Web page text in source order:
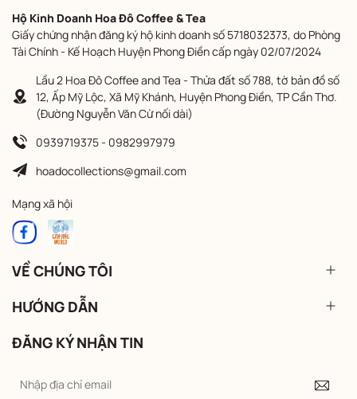
Hộ Kinh Doanh Hoa Đô Coffee & Tea
Giấy chứng nhận đăng ký hộ kinh doanh số 5718032373, do Phòng
Tài Chính - Kế Hoạch Huyện Phong Điền cấp ngày 02/07/2024
Lầu 2 Hoa Đô Coffee and Tea - Thửa đất số 788, tờ bản đồ số
12, Ấp Mỹ Lộc, Xã Mỹ Khánh, Huyện Phong Điền, TP Cần Thơ.
(Đường Nguyễn Văn Cừ nối dài)
0939719375 - 0982997979
hoadocollections@gmail.com
Mạng xã hội
VỀ CHÚNG TÔI
HƯỚNG DẪN
ĐĂNG KÝ NHẬN TIN